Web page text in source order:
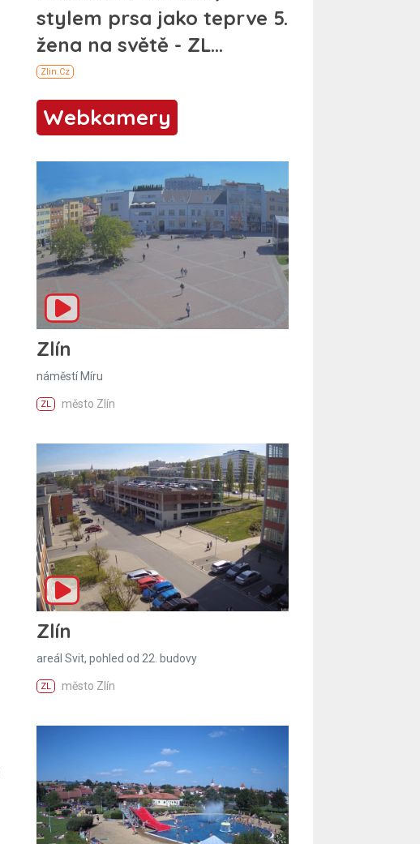
Webkamery
Zlín
náměstí Míru
ZL město Zlín
Zlín
areál Svit, pohled od 22. budovy
ZL město Zlín